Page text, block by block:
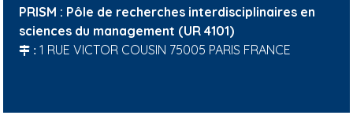
PRISM : Pôle de recherches interdisciplinaires en
sciences du management (UR 4101)
: 1 RUE VICTOR COUSIN 75005 PARIS FRANCE